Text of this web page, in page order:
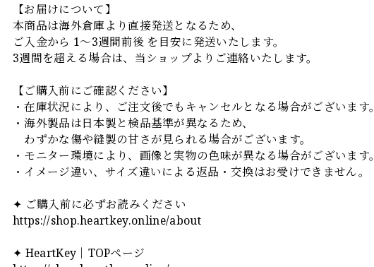
【お届けについて】
本商品は海外倉庫より直接発送となるため、
ご入金から 1〜3週間前後 を目安に発送いたします。
3週間を超える場合は、当ショップよりご連絡いたします。
【ご購入前にご確認ください】
・在庫状況により、ご注文後でもキャンセルとなる場合がございます。
・海外製品は日本製と検品基準が異なるため、
わずかな傷や縫製の甘さが見られる場合がございます。
・モニター環境により、画像と実物の色味が異なる場合がございます。
・イメージ違い、サイズ違いによる返品・交換はお受けできません。
✦ ご購入前に必ずお読みください
https://shop.heartkey.online/about
✦ HeartKey｜TOPページ